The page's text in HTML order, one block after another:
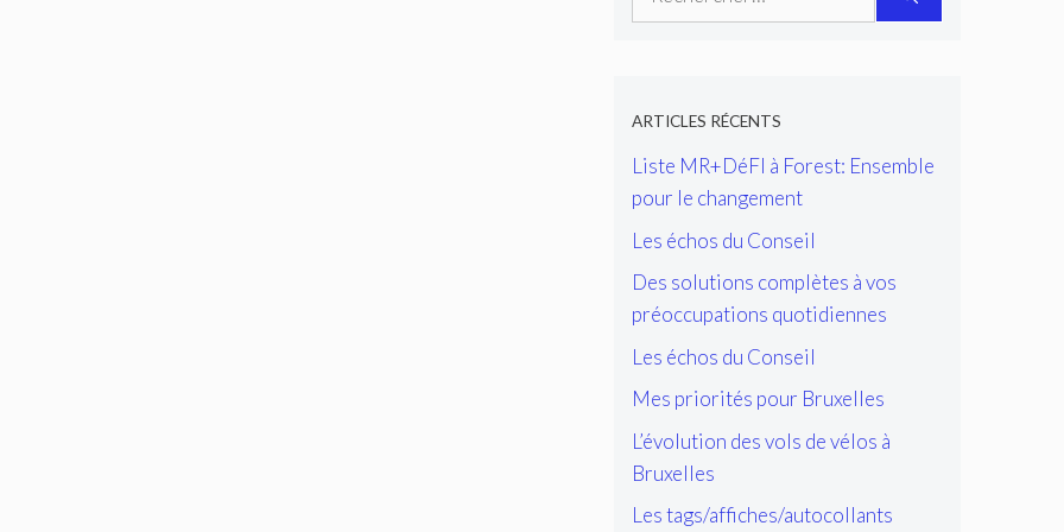
ARTICLES RÉCENTS
Liste MR+DéFI à Forest: Ensemble
pour le changement
Les échos du Conseil
Des solutions complètes à vos
préoccupations quotidiennes
Les échos du Conseil
Mes priorités pour Bruxelles
L’évolution des vols de vélos à
Bruxelles
Les tags/affiches/autocollants